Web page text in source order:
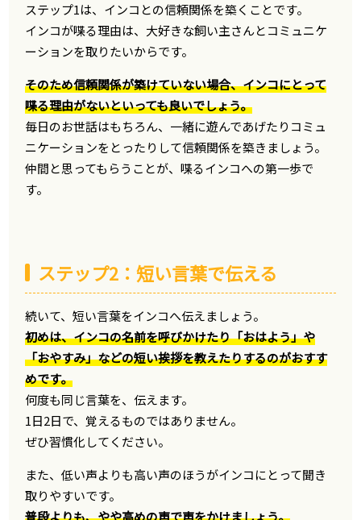
ステップ1は、インコとの信頼関係を築くことです。
インコが喋る理由は、大好きな飼い主さんとコミュニケ
ーションを取りたいからです。
そのため信頼関係が築けていない場合、インコにとって
喋る理由がないといっても良いでしょう。
毎日のお世話はもちろん、一緒に遊んであげたりコミュ
ニケーションをとったりして信頼関係を築きましょう。
仲間と思ってもらうことが、喋るインコへの第一歩で
す。
ステップ2：短い言葉で伝える
続いて、短い言葉をインコへ伝えましょう。
初めは、インコの名前を呼びかけたり「おはよう」や
「おやすみ」などの短い挨拶を教えたりするのがおすす
めです。
何度も同じ言葉を、伝えます。
1日2日で、覚えるものではありません。
ぜひ習慣化してください。
また、低い声よりも高い声のほうがインコにとって聞き
取りやすいです。
普段よりも、やや高めの声で声をかけましょう。